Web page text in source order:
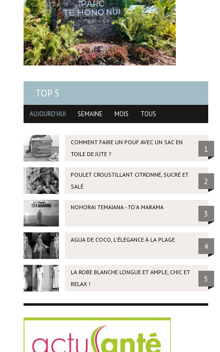
TOP 5
AUJOURD'HUI SEMAINE MOIS TOUS
COMMENT FAIRE UN POUF AVEC UN SAC EN
TOILE DE JUTE ?
1
POULET CROUSTILLANT CITRONNÉ, SUCRÉ ET
SALÉ
2
NOHORAI TEMAIANA - TO'A MARAMA
3
AGUA DE COCO, L'ÉLÉGANCE À LA PLAGE
4
LA ROBE BLANCHE LONGUE ET AMPLE, CHIC ET
RELAX !
5